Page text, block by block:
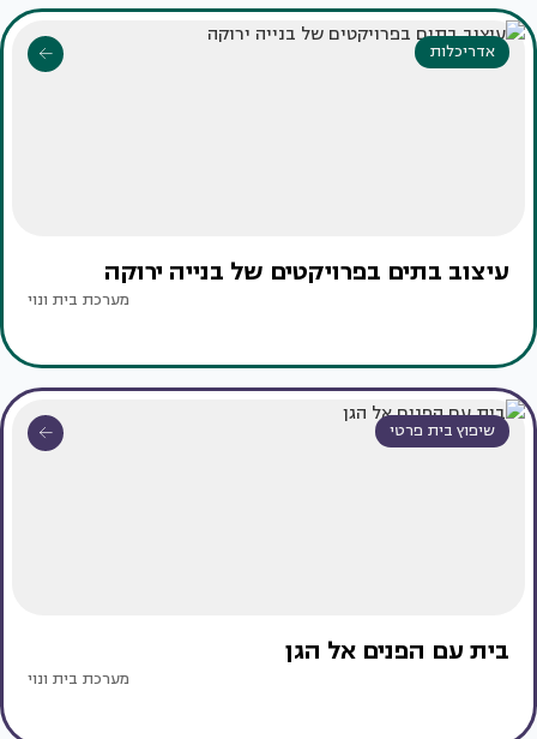
אדריכלות
עיצוב בתים בפרויקטים של בנייה ירוקה
מערכת בית ונוי
שיפוץ בית פרטי
בית עם הפנים אל הגן
מערכת בית ונוי